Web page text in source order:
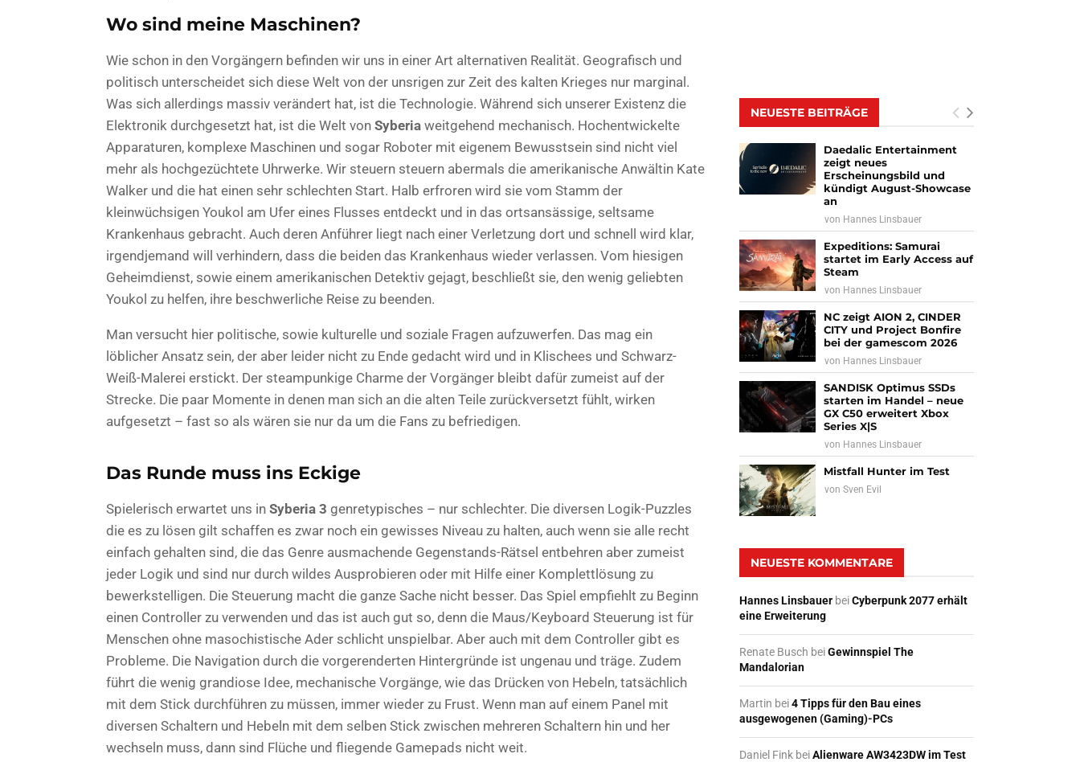
Wo sind meine Maschinen?
Wie schon in den Vorgängern befinden wir uns in einer Art alternativen Realität. Geografisch und
politisch unterscheidet sich diese Welt von der unsrigen zur Zeit des kalten Krieges nur marginal.
Was sich allerdings massiv verändert hat, ist die Technologie. Während sich unserer Existenz die
Elektronik durchgesetzt hat, ist die Welt von Syberia weitgehend mechanisch. Hochentwickelte
Apparaturen, komplexe Maschinen und sogar Roboter mit eigenem Bewusstsein sind nicht viel
mehr als hochgezüchtete Uhrwerke. Wir steuern steuern abermals die amerikanische Anwältin Kate
Walker und die hat einen sehr schlechten Start. Halb erfroren wird sie vom Stamm der
kleinwüchsigen Youkol am Ufer eines Flusses entdeckt und in das ortsansässige, seltsame
Krankenhaus gebracht. Auch deren Anführer liegt nach einer Verletzung dort und schnell wird klar,
irgendjemand will verhindern, dass die beiden das Krankenhaus wieder verlassen. Vom hiesigen
Geheimdienst, sowie einem amerikanischen Detektiv gejagt, beschließt sie, den wenig geliebten
Youkol zu helfen, ihre beschwerliche Reise zu beenden.
Man versucht hier politische, sowie kulturelle und soziale Fragen aufzuwerfen. Das mag ein
löblicher Ansatz sein, der aber leider nicht zu Ende gedacht wird und in Klischees und Schwarz-
Weiß-Malerei erstickt. Der steampunkige Charme der Vorgänger bleibt dafür zumeist auf der
Strecke. Die paar Momente in denen man sich an die alten Teile zurückversetzt fühlt, wirken
aufgesetzt – fast so als wären sie nur da um die Fans zu befriedigen.
Das Runde muss ins Eckige
Spielerisch erwartet uns in Syberia 3 genretypisches – nur schlechter. Die diversen Logik-Puzzles
die es zu lösen gilt schaffen es zwar noch ein gewisses Niveau zu halten, auch wenn sie alle recht
einfach gehalten sind, die das Genre ausmachende Gegenstands-Rätsel entbehren aber zumeist
jeder Logik und sind nur durch wildes Ausprobieren oder mit Hilfe einer Komplettlösung zu
bewerkstelligen. Die Steuerung macht die ganze Sache nicht besser. Das Spiel empfiehlt zu Beginn
einen Controller zu verwenden und das ist auch gut so, denn die Maus/Keyboard Steuerung ist für
Menschen ohne masochistische Ader schlicht unspielbar. Aber auch mit dem Controller gibt es
Probleme. Die Navigation durch die vorgerenderten Hintergründe ist ungenau und träge. Zudem
führt die wenig grandiose Idee, mechanische Vorgänge, wie das Drücken von Hebeln, tatsächlich
mit dem Stick durchführen zu müssen, immer wieder zu Frust. Wenn man auf einem Panel mit
diversen Schaltern und Hebeln mit dem selben Stick zwischen mehreren Schaltern hin und her
wechseln muss, dann sind Flüche und fliegende Gamepads nicht weit.
NEUESTE BEITRÄGE
Daedalic Entertainment
zeigt neues
Erscheinungsbild und
kündigt August-Showcase
an
von Hannes Linsbauer
Expeditions: Samurai
startet im Early Access auf
Steam
von Hannes Linsbauer
NC zeigt AION 2, CINDER
CITY und Project Bonfire
bei der gamescom 2026
von Hannes Linsbauer
SANDISK Optimus SSDs
starten im Handel – neue
GX C50 erweitert Xbox
Series X|S
von Hannes Linsbauer
Mistfall Hunter im Test
vonSven Evil
NEUESTE KOMMENTARE
Hannes Linsbauer beiCyberpunk 2077 erhält
eine Erweiterung
Renate Busch beiGewinnspiel The
Mandalorian
Martin bei4 Tipps für den Bau eines
ausgewogenen (Gaming)-PCs
Daniel Fink beiAlienware AW3423DW im Test